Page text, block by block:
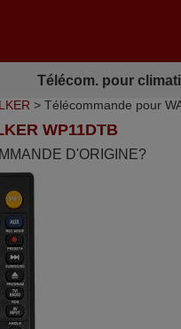
Télécom. pour
> Télécommande pour
WP11DTB
D'ORIGINE?